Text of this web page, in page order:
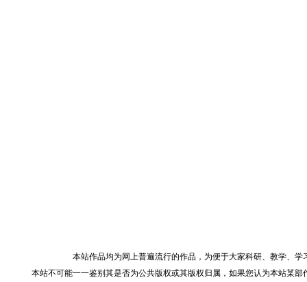
本站作品均为网上普遍流行的作品，为便于大家科研、教学、
本站不可能一一鉴别其是否为公共版权或其版权归属，如果您认为本站某